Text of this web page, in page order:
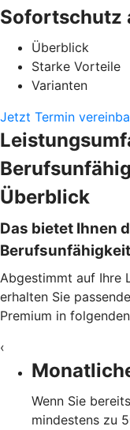
Sofortschutz
Überblick
Starke Vorteile
Varianten
Jetzt Termin
Überblick
Das bietet Ihnen
Abgestimmt auf Ihre
erhalten Sie
Premium in
‹
Wenn Sie
mindestens zu